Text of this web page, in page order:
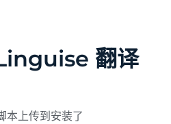
翻译
本上传到安装了